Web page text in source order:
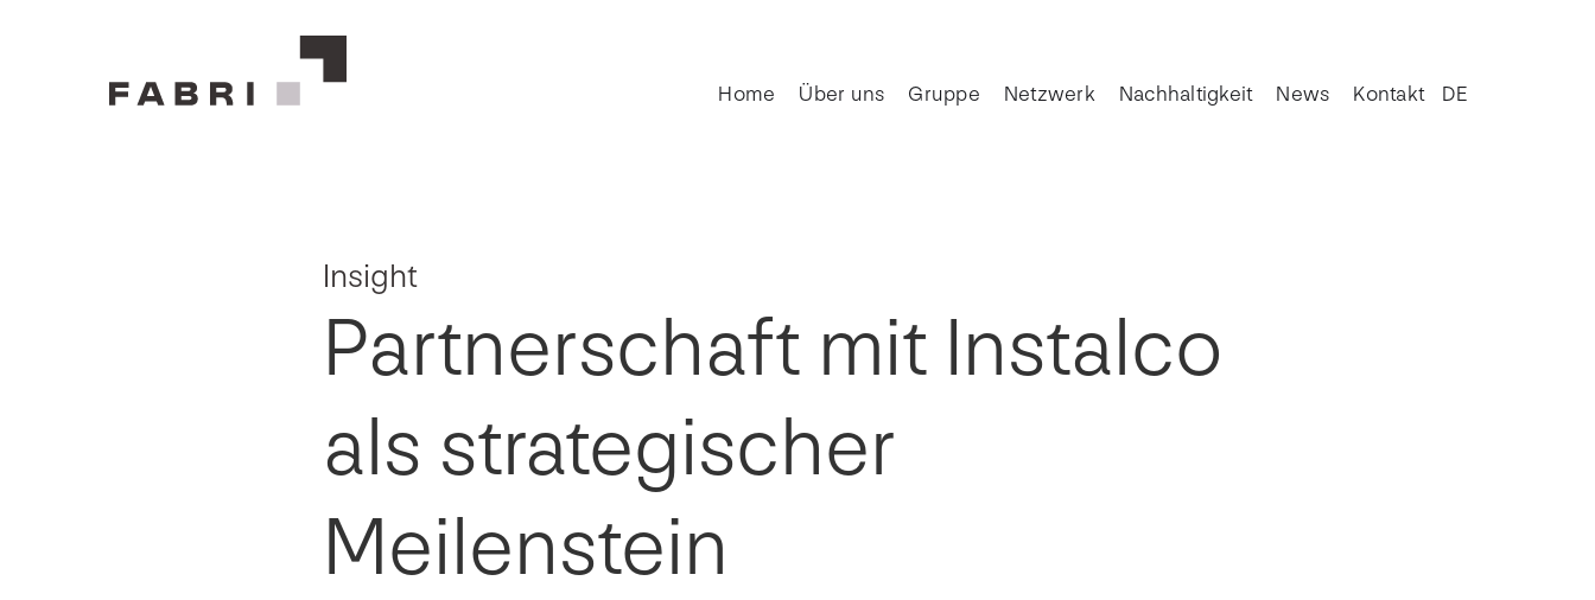
Home Über uns Gruppe Netzwerk Nachhaltigkeit News Kontakt DE
Insight
Partnerschaft mit Instalco
als strategischer
Meilenstein